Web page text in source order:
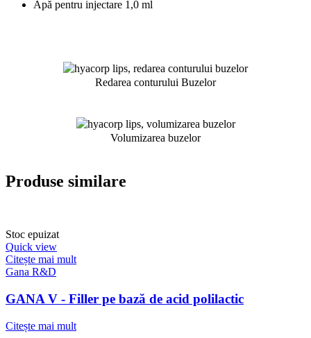
Apă pentru injectare 1,0 ml
Redarea conturului Buzelor
Volumizarea buzelor
Produse similare
Stoc epuizat
Quick view
Citește mai mult
Gana R&D
GANA V - Filler pe bază de acid polilactic
Citește mai mult